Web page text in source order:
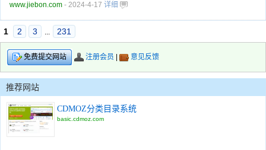
www.jiebon.com - 2024-4-17 详细
1 2 3 ... 231
免费提交网站 注册会员 意见反馈
推荐网站
CDMOZ分类目录系统
basic.cdmoz.com